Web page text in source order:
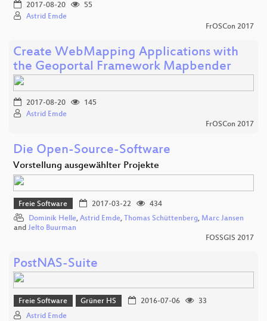
2017-08-20
55
Astrid Emde
FrOSCon 2017
Create WebMapping Applications with
the Geoportal Framework Mapbender
2017-08-20
145
Astrid Emde
FrOSCon 2017
Die Open-Source-Software
Vorstellung ausgewählter Projekte
Freie Software 2017-03-22
434
Dominik Helle, Astrid Emde, Thomas Schüttenberg, Marc Jansen
and Jelto Buurman
FOSSGIS 2017
PostNAS-Suite
Freie Software Grüner HS 2016-07-06
33
Astrid Emde